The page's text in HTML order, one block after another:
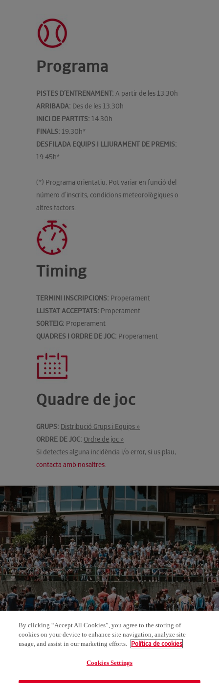
Programa
PISTES D’ENTRENAMENT: A partir de les 13.30h
ARRIBADA: Des de les 13.30h
INICI DE PARTITS: 14.30h
FINALS: 19.30h*
DESFILADA EQUIPS I LLIURAMENT DE PREMIS:
19.45h*
(*) Programa orientatiu. Pot variar en funció del
número d’inscrits, condicions meteorològiques o
altres factors.
Timing
TERMINI INSCRIPCIONS: Properament
LLISTAT ACCEPTATS: Properament
SORTEIG: Properament
QUADRES I ORDRE DE JOC: Properament
Quadre de joc
GRUPS: Distribució Grups i Equips »
ORDRE DE JOC: Ordre de joc »
Si detectes alguna incidència i/o error, si us plau,
contacta amb nosaltres.
By clicking “Accept All Cookies”, you agree to the storing of
cookies on your device to enhance site navigation, analyze site
usage, and assist in our marketing efforts. Política de cookies
Cookies Settings